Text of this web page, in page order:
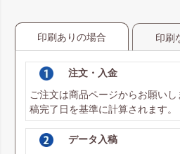
印刷ありの場合 印刷
注文・入金
ご注文は商品ページからお願い
稿完了日を基準に計算されます。
データ入稿